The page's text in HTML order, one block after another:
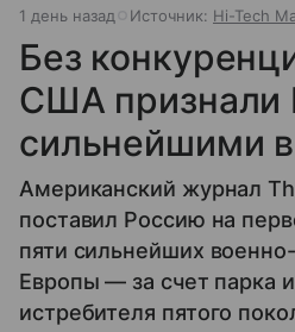
1 день назад Источник: Hi-Tech
Без
США признали
сильнейшими
Американский журнал
поставил Россию на
пяти сильнейших
Европы — за счет парка
истребителя пятого